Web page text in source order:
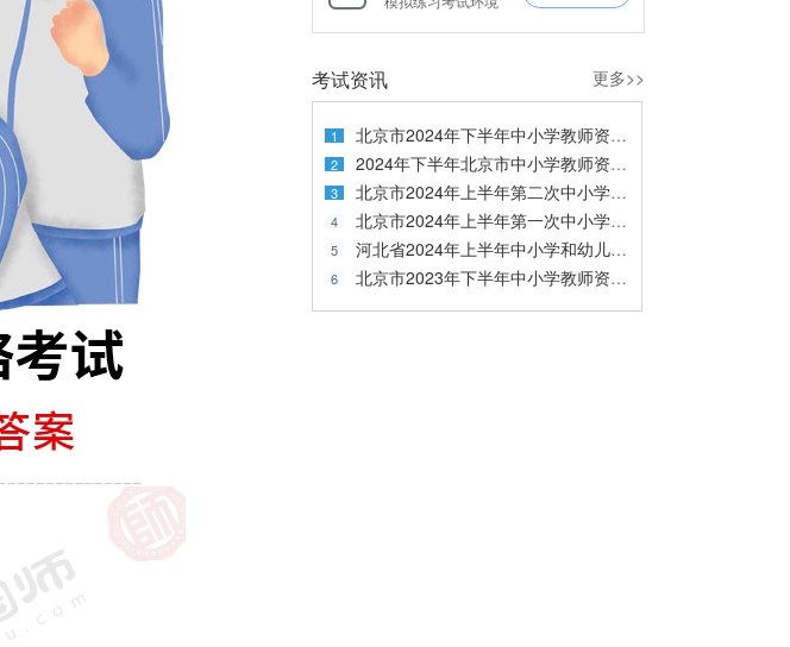
考试资讯 更多>>
北京市2024年下半年中小学教师资格认定公告
2024年下半年北京市中小学教师资格考试笔试报名公告
北京市2024年上半年第二次中小学教师资格认定公告
北京市2024年上半年第一次中小学教师资格认定公告
河北省2024年上半年中小学和幼儿园教师资格认定公告
北京市2023年下半年中小学教师资格认定公告